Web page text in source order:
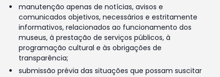
manutenção apenas de notícias, avisos e
comunicados objetivos, necessários e estritamente
informativos, relacionados ao funcionamento dos
museus, à prestação de serviços públicos, à
programação cultural e às obrigações de
transparência;
submissão prévia das situações que possam suscitar